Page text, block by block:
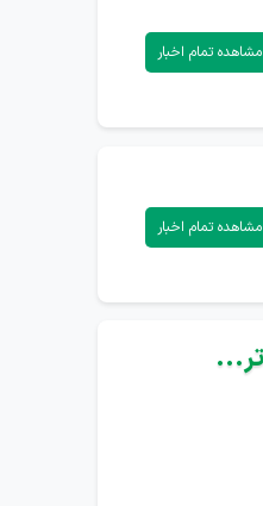
مشاهده تمام اخبار
مشاهده تمام اخبار